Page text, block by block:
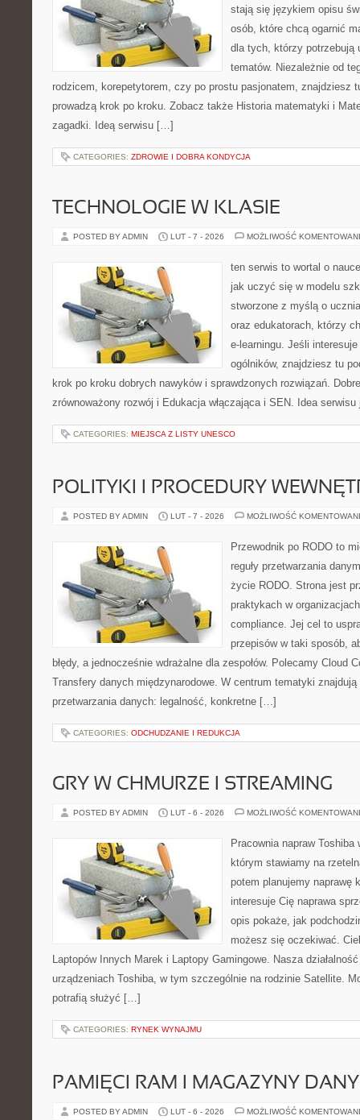
stają się językiem opisu
osób, które chcą ogarnić
dla tych, którzy potrzebują
tematów. Niezależnie od
rodzicem, korepetytorem, czy po prostu pasjonatem, znajdziesz
prowadzą krok po kroku. Zobacz także Historia matematyki i
zagadki. Ideą serwisu […]
CATEGORIES: ZDROWIE I DOBRA KONDYCJA
TECHNOLOGIE W KLASIE
POSTED BY ADMIN LUT - 7 - 2026 MOŻLIWOŚĆ
ten serwis to wortal o
jak uczyć się w modelu
stworzone z myślą o
oraz edukatorach, którzy
e-learningu. Jeśli
ogólników, znajdziesz tu
krok po kroku dobrych nawyków i sprawdzonych rozwiązań.
zrównoważony rozwój i Edukacja włączająca i SEN. Idea
CATEGORIES: MIEJSCA Z LISTY UNESCO
POLITYKI I PROCEDURY
POSTED BY ADMIN LUT - 7 - 2026 MOŻLIWOŚĆ
Przewodnik po RODO to
reguły przetwarzania
życie RODO. Strona jest
praktykach w
compliance. Jej cel to
przepisów w taki sposób,
błędy, a jednocześnie wdrażalne dla zespołów. Polecamy Cloud
Transfery danych międzynarodowe. W centrum tematyki znajdują
przetwarzania danych: legalność, konkretne […]
CATEGORIES: ODCHUDZANIE I REDUKCJA
GRY W CHMURZE I STREAMING
POSTED BY ADMIN LUT - 6 - 2026 MOŻLIWOŚĆ
Pracownia napraw
którym stawiamy na
potem planujemy naprawę
interesuje Cię naprawa
opis pokaże, jak
możesz się oczekiwać.
Laptopów Innych Marek i Laptopy Gamingowe. Nasza
urządzeniach Toshiba, w tym szczególnie na rodzinie Satellite.
potrafią służyć […]
CATEGORIES: RYNEK WYNAJMU
PAMIĘCI RAM I MAGAZYNY
POSTED BY ADMIN LUT - 6 - 2026 MOŻLIWOŚĆ